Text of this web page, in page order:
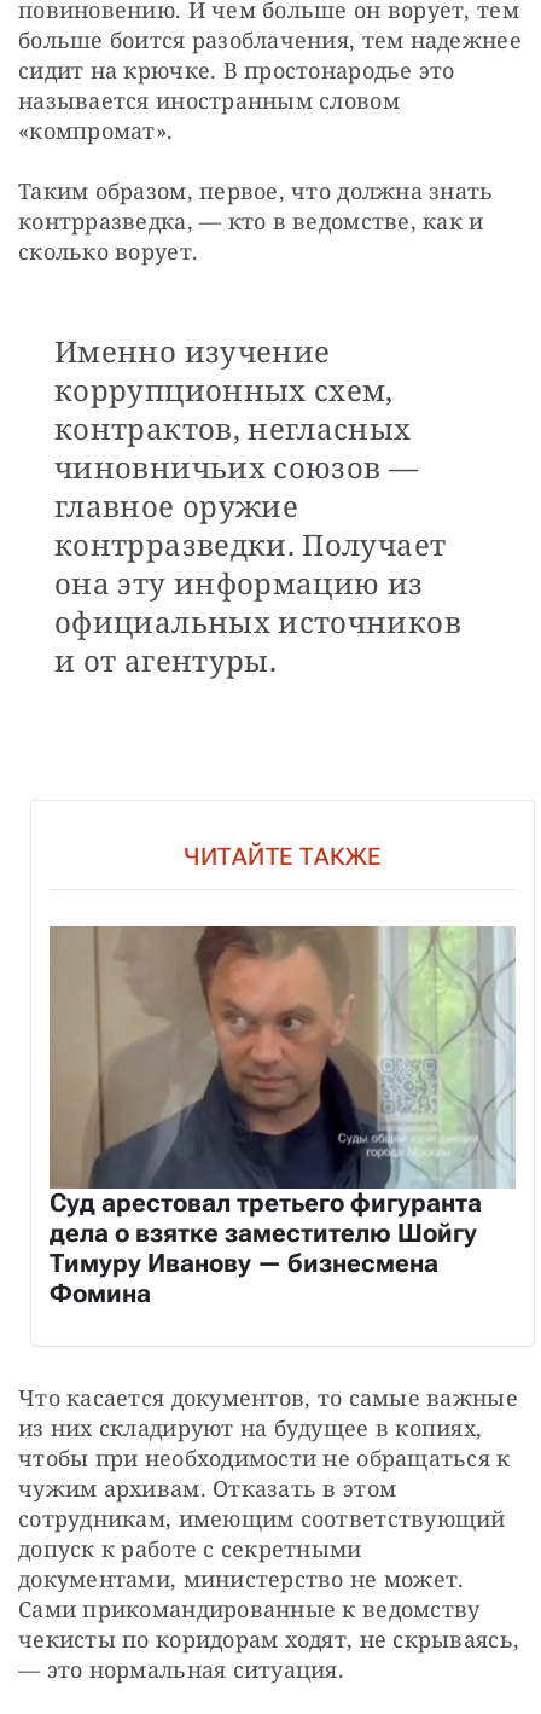
повиновению. И чем больше он ворует, тем
больше боится разоблачения, тем надежнее
сидит на крючке. В простонародье это
называется иностранным словом
«компромат».
Таким образом, первое, что должна знать
контрразведка, — кто в ведомстве, как и
сколько ворует.
Именно изучение
коррупционных схем,
контрактов, негласных
чиновничьих союзов —
главное оружие
контрразведки. Получает
она эту информацию из
официальных источников
и от агентуры.
ЧИТАЙТЕ ТАКЖЕ
Суд арестовал третьего фигуранта
дела о взятке заместителю Шойгу
Тимуру Иванову — бизнесмена
Фомина
Что касается документов, то самые важные
из них складируют на будущее в копиях,
чтобы при необходимости не обращаться к
чужим архивам. Отказать в этом
сотрудникам, имеющим соответствующий
допуск к работе с секретными
документами, министерство не может.
Сами прикомандированные к ведомству
чекисты по коридорам ходят, не скрываясь,
— это нормальная ситуация.